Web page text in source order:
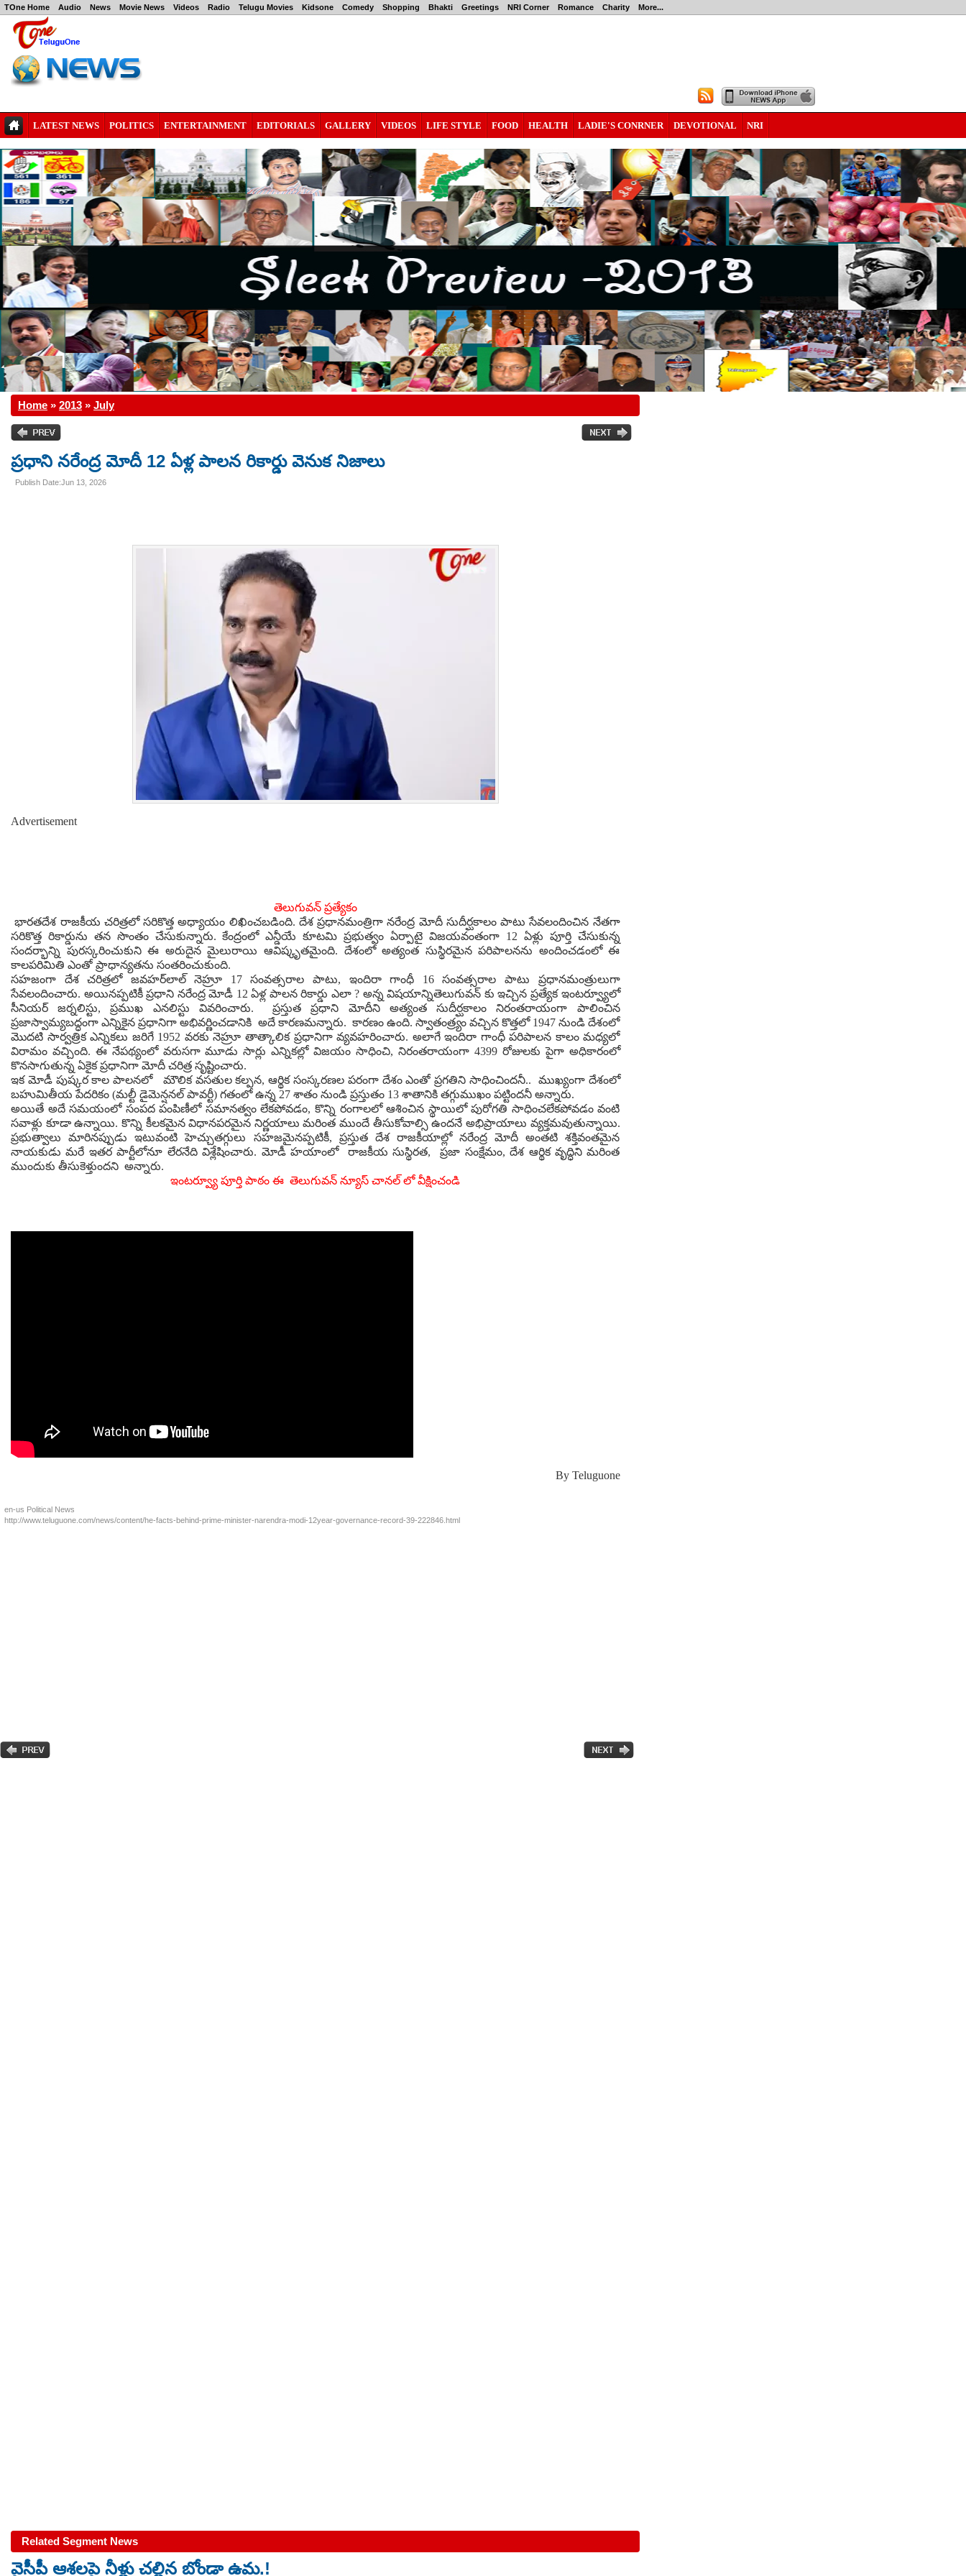
TOne Home Audio News Movie News Videos Radio Telugu Movies Kidsone Comedy Shopping Bhakti Greetings NRI Corner Romance Charity More...
LATEST NEWS POLITICS ENTERTAINMENT EDITORIALS GALLERY VIDEOS LIFE STYLE FOOD HEALTH LADIE'S CONRNER DEVOTIONAL NRI
Home » 2013 » July
ప్రధాని నరేంద్ర మోదీ 12 ఏళ్ల పాలన రికార్డు వెనుక నిజాలు
Publish Date:Jun 13, 2026
Advertisement
తెలుగువన్ ప్రత్యేకం
భారతదేశ రాజకీయ చరిత్రలో సరికొత్త అధ్యాయం లిఖించబడింది. దేశ ప్రధానమంత్రిగా నరేంద్ర మోదీ సుదీర్ఘకాలం పాటు సేవలందించిన నేతగా
సరికొత్త రికార్డును తన సొంతం చేసుకున్నారు. కేంద్రంలో ఎన్డీయే కూటమి ప్రభుత్వం ఏర్పాటై విజయవంతంగా 12 ఏళ్లు పూర్తి చేసుకున్న
సందర్భాన్ని పురస్కరించుకుని ఈ అరుదైన మైలురాయి ఆవిష్కృతమైంది. దేశంలో అత్యంత సుస్థిరమైన పరిపాలనను అందించడంలో ఈ
కాలపరిమితి ఎంతో ప్రాధాన్యతను సంతరించుకుంది.
సహజంగా దేశ చరిత్రలో జవహర్‌లాల్ నెహ్రూ 17 సంవత్సరాల పాటు, ఇందిరా గాంధీ 16 సంవత్సరాల పాటు ప్రధానమంత్రులుగా
సేవలందించారు. అయినప్పటికీ ప్రధాని నరేంద్ర మోడీ 12 ఏళ్ల పాలన రికార్డు ఎలా ? అన్న విషయాన్నితెలుగువన్ కు ఇచ్చిన ప్రత్యేక ఇంటర్వ్యూలో
సీనియర్ జర్నలిస్టు, ప్రముఖ ఎనలిస్టు వివరించారు. ప్రస్తుత ప్రధాని మోదీని అత్యంత సుదీర్ఘకాలం నిరంతరాయంగా పాలించిన
ప్రజాస్వామ్యబద్ధంగా ఎన్నికైన ప్రధానిగా అభివర్ణించడానికి అదే కారణమన్నారు. కారణం ఉంది. స్వాతంత్ర్యం వచ్చిన కొత్తలో 1947 నుండి దేశంలో
మొదటి సార్వత్రిక ఎన్నికలు జరిగే 1952 వరకు నెహ్రూ తాత్కాలిక ప్రధానిగా వ్యవహరించారు. అలాగే ఇందిరా గాంధీ పరిపాలన కాలం మధ్యలో
విరామం వచ్చింది. ఈ నేపథ్యంలో వరుసగా మూడు సార్లు ఎన్నికల్లో విజయం సాధించి, నిరంతరాయంగా 4399 రోజులకు పైగా అధికారంలో
కొనసాగుతున్న ఏకైక ప్రధానిగా మోదీ చరిత్ర సృష్టించారు.
ఇక మోడీ పుష్కర కాల పాలనలో మౌలిక వసతుల కల్పన, ఆర్థిక సంస్కరణల పరంగా దేశం ఎంతో ప్రగతిని సాధించిందనీ.. ముఖ్యంగా దేశంలో
బహుమితీయ పేదరికం (మల్టీ డైమెన్షనల్ పావర్టీ) గతంలో ఉన్న 27 శాతం నుండి ప్రస్తుతం 13 శాతానికి తగ్గుముఖం పట్టిందనీ అన్నారు.
అయితే అదే సమయంలో సంపద పంపిణీలో సమానత్వం లేకపోవడం, కొన్ని రంగాలలో ఆశించిన స్థాయిలో పురోగతి సాధించలేకపోవడం వంటి
సవాళ్లు కూడా ఉన్నాయి. కొన్ని కీలకమైన విధానపరమైన నిర్ణయాలు మరింత ముందే తీసుకోవాల్సి ఉందనే అభిప్రాయాలు వ్యక్తమవుతున్నాయి.
ప్రభుత్వాలు మారినప్పుడు ఇటువంటి హెచ్చుతగ్గులు సహజమైనప్పటికీ, ప్రస్తుత దేశ రాజకీయాల్లో నరేంద్ర మోదీ అంతటి శక్తివంతమైన
నాయకుడు మరే ఇతర పార్టీలోనూ లేరనేది విశ్లేషించారు. మోడీ హయాంలో రాజకీయ సుస్థిరత, ప్రజా సంక్షేమం, దేశ ఆర్థిక వృద్ధిని మరింత
ముందుకు తీసుకెళ్తుందని అన్నారు.
ఇంటర్వ్యూ పూర్తి పాఠం ఈ తెలుగువన్ న్యూస్ చానల్ లో వీక్షించండి
By Teluguone
en-us Political News
http://www.teluguone.com/news/content/he-facts-behind-prime-minister-narendra-modi-12year-governance-record-39-222846.html
Related Segment News
వైసీపీ ఆశలపై నీళ్లు చల్లిన బోండా ఉమ.!